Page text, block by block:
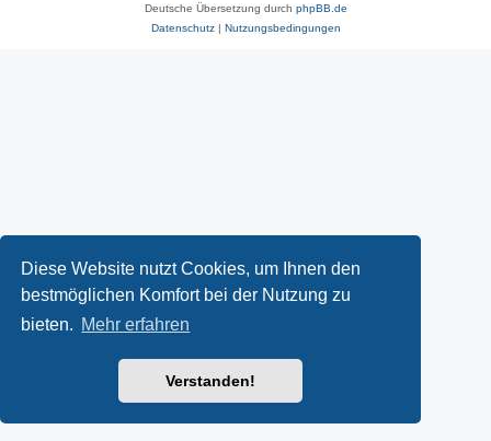
Diese Website nutzt Cookies, um Ihnen den
bestmöglichen Komfort bei der Nutzung zu
bieten. Mehr erfahren
Verstanden!
Deutsche Übersetzung durch phpBB.de
Datenschutz| Nutzungsbedingungen